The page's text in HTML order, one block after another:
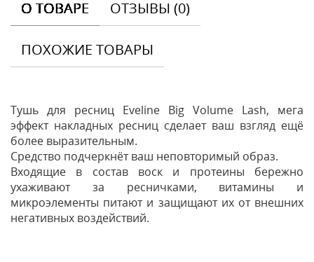
О ТОВАРЕ ОТЗЫВЫ (0)
ПОХОЖИЕ ТОВАРЫ
Тушь для ресниц Eveline Big Volume Lash, мега
эффект накладных ресниц сделает ваш взгляд ещё
более выразительным.
Средство подчеркнёт ваш неповторимый образ.
Входящие в состав воск и протеины бережно
ухаживают за ресничками, витамины и
микроэлементы питают и защищают их от внешних
негативных воздействий.